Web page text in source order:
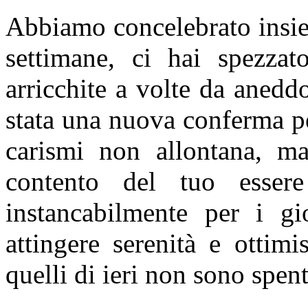
Abbiamo concelebrato
settimane, ci hai
arricchite a volte da
stata una nuova conferma
carismi non allontana,
contento del tuo
instancabilmente per i
attingere serenità e
quelli di ieri non sono